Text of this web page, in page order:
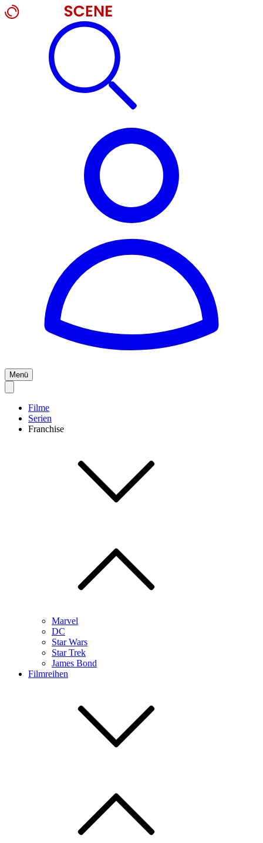
Menü
Filme
Serien
Franchise
Marvel
DC
Star Wars
Star Trek
James Bond
Filmreihen